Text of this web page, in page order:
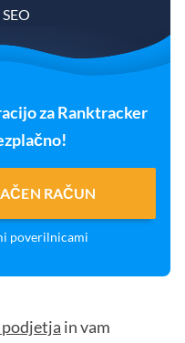
za Ranktracker
RAČUN
poverilnicami
podjetja in vam